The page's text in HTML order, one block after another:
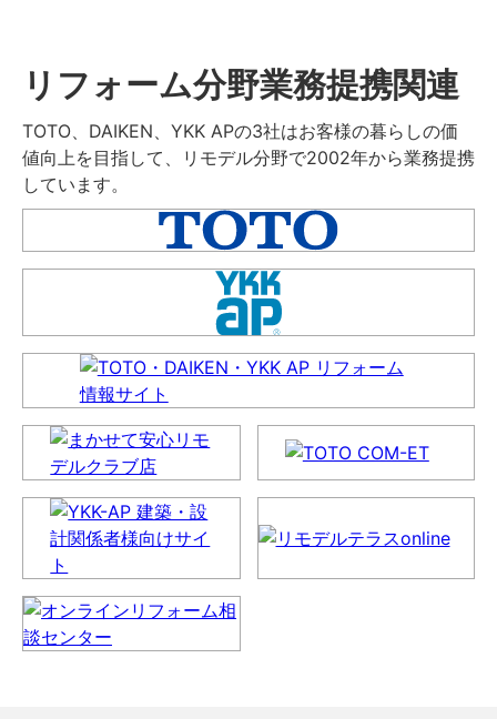
リフォーム分野業務提携関連
TOTO、DAIKEN、YKK APの3社はお客様の暮らしの価
値向上を目指して、リモデル分野で2002年から業務提携
しています。